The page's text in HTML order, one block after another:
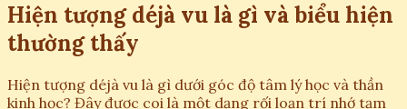
Hiện tượng déjà vu là gì và biểu hiện
thường thấy
Hiện tượng déjà vu là gì dưới góc độ tâm lý học và thần
kinh học? Đây được coi là một dạng rối loạn trí nhớ tạm